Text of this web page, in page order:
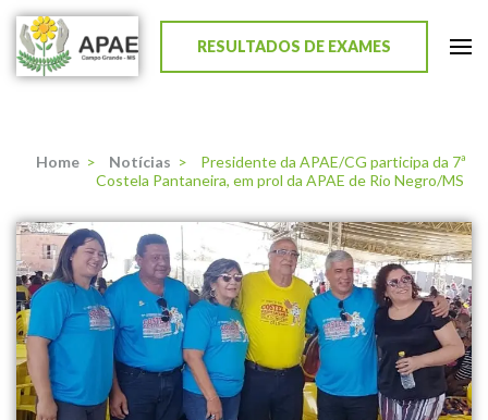
APAE de Campo Grande
RESULTADOS DE EXAMES
Home > Notícias >
Presidente da APAE/CG participa da 7ª
Costela Pantaneira, em prol da APAE de Rio Negro/MS